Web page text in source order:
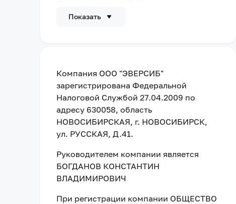
Показать
Компания ООО "ЭВЕРСИБ"
зарегистрирована Федеральной
Налоговой Службой 27.04.2009 по
адресу 630058, область
НОВОСИБИРСКАЯ, г. НОВОСИБИРСК,
ул. РУССКАЯ, Д.41.
Руководителем компании является
БОГДАНОВ КОНСТАНТИН
ВЛАДИМИРОВИЧ
При регистрации компании ОБЩЕСТВО